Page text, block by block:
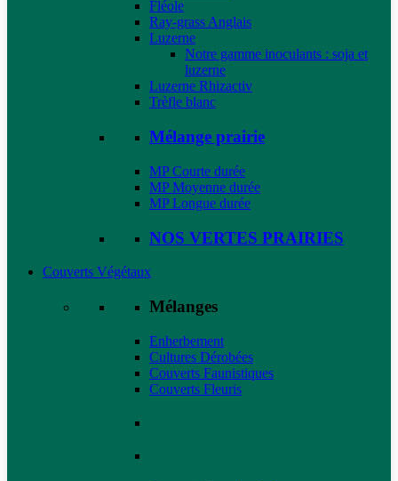
Fléole
Ray-grass Anglais
Luzerne
Notre gamme inoculants : soja et
luzerne
Luzerne Rhizactiv
Trèfle blanc
Mélange prairie
MP Courte durée
MP Moyenne durée
MP Longue durée
NOS VERTES PRAIRIES
Couverts Végétaux
Mélanges
Enherbement
Cultures Dérobées
Couverts Faunistiques
Couverts Fleuris